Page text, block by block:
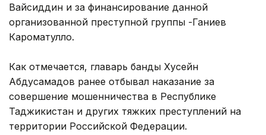
Вайсиддин и за финансирование данной
организованной преступной группы -Ганиев
Кароматулло.
Как отмечается, главарь банды Хусейн
Абдусамадов ранее отбывал наказание за
совершение мошенничества в Республике
Таджикистан и других тяжких преступлений на
территории Российской Федерации.